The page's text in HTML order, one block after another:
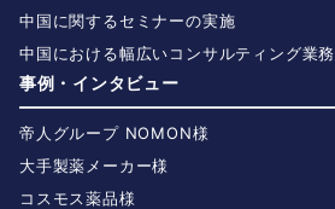
中国に関するセミナーの実施
中国における幅広いコンサルティング業務
事例・インタビュー
帝人グループ NOMON様
大手製薬メーカー様
コスモス薬品様